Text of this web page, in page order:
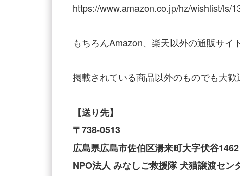
https://www.amazon.co.jp/hz/wishlist/ls/
もちろんAmazon、楽天以外の通販サイ
掲載されている商品以外のものでも大歓
【送り先】
〒738-0513
広島県広島市佐伯区湯来町大字伏谷1462
NPO法人 みなしご救援隊 犬猫譲渡セン